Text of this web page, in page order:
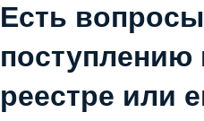
Есть
поступлению
реестре или